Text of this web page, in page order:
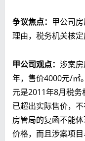
争议焦点： 甲公司
理由，税务机关核定
甲公司观点： 涉案
年，售价4000元/㎡
元是2011年8月税
已超出实际售价，
房管局的复函不能
价格，而且涉案项